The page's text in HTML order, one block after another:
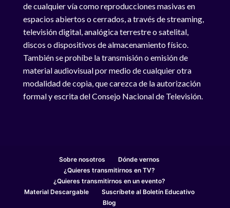
de cualquier vía como reproducciones masivas en
espacios abiertos o cerrados, a través de streaming,
televisión digital, analógica terrestre o satelital,
discos o dispositivos de almacenamiento físico.
También se prohíbe la transmisión o emisión de
material audiovisual por medio de cualquier otra
modalidad de copia, que carezca de la autorización
formal y escrita del Consejo Nacional de Televisión.
Sobre nosotros
Dónde vernos
¿Quieres transmitirnos en TV?
¿Quieres transmitirnos en un evento?
Material Descargable
Suscríbete al Boletín Educativo
Blog